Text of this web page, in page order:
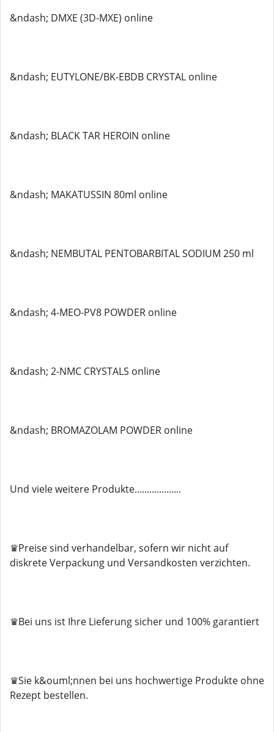
&ndash; DMXE (3D-MXE) online
&ndash; EUTYLONE/BK-EBDB CRYSTAL online
&ndash; BLACK TAR HEROIN online
&ndash; MAKATUSSIN 80ml online
&ndash; NEMBUTAL PENTOBARBITAL SODIUM 250 ml
&ndash; 4-MEO-PV8 POWDER online
&ndash; 2-NMC CRYSTALS online
&ndash; BROMAZOLAM POWDER online
Und viele weitere Produkte...................
♛Preise sind verhandelbar, sofern wir nicht auf
diskrete Verpackung und Versandkosten verzichten.
♛Bei uns ist Ihre Lieferung sicher und 100% garantiert
♛Sie k&ouml;nnen bei uns hochwertige Produkte ohne
Rezept bestellen.